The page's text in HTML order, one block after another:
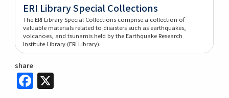
ERI Library Special Collections
The ERI Library Special Collections comprise a collection of
valuable materials related to disasters such as earthquakes,
volcanoes, and tsunamis held by the Earthquake Research
Institute Library (ERI Library).
share
Facebook